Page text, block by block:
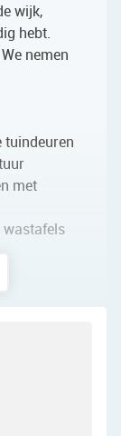
wijk,
hebt.
nemen
tuindeuren
met
wastafels